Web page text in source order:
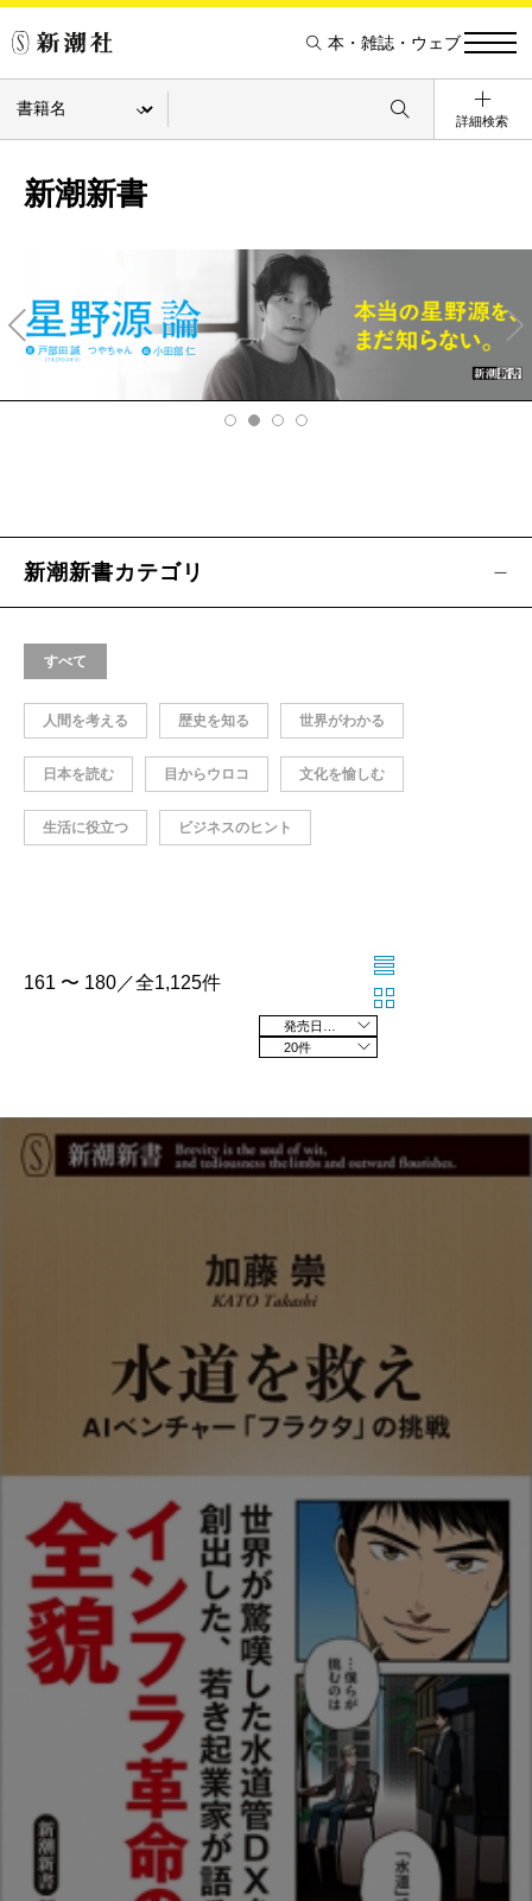
本・雑誌・ウェブ
詳細検索
新潮新書
v
Ne
xt
新潮新書カテゴリ
すべて
人間を考える 歴史を知る 世界がわかる
日本を読む 目からウロコ 文化を愉しむ
生活に役立つ ビジネスのヒント
161 〜 180／全1,125件
20件